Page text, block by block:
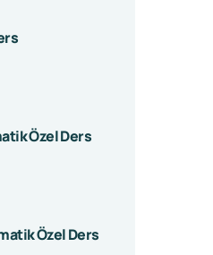
Özel Ders
Özel Ders